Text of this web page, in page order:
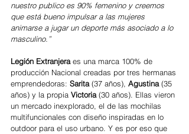
nuestro publico es 90% femenino y creemos
que está bueno impulsar a las mujeres
animarse a jugar un deporte más asociado a lo
masculino.”
Legión Extranjera es una marca 100% de
producción Nacional creadas por tres hermanas
emprendedoras: Sarita (37 años), Agustina (35
años) y la propia Victoria (30 años). Ellas vieron
un mercado inexplorado, el de las mochilas
multifuncionales con diseño inspiradas en lo
outdoor para el uso urbano. Y es por eso que